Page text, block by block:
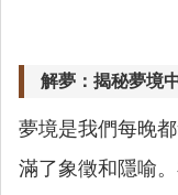
解夢：揭秘夢境
夢境是我們每晚
滿了象徵和隱喻